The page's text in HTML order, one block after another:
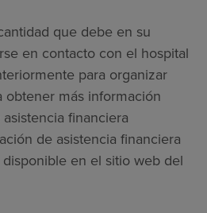
que debe en su
en contacto con el hospital
para organizar
obtener más información
financiera
de asistencia financiera
en el sitio web del